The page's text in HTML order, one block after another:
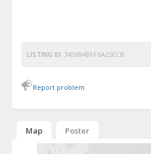
LISTING ID: 343694BFF6A25ECB
Report problem
Map Poster